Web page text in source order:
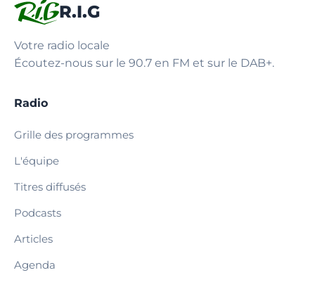
R.I.G
Votre radio locale
Écoutez-nous sur le 90.7 en FM et sur le DAB+.
Radio
Grille des programmes
L'équipe
Titres diffusés
Podcasts
Articles
Agenda